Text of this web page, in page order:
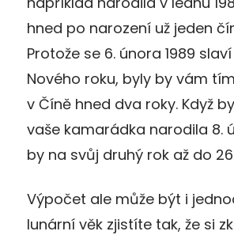
hned po narození už jeden
Protože se 6. února 1989
Nového roku, byly by vám
v Číně hned dva roky. Když
vaše kamarádka narodila 8.
by na svůj druhý rok až do
Výpočet ale může být i
lunární věk zjistíte tak, že si